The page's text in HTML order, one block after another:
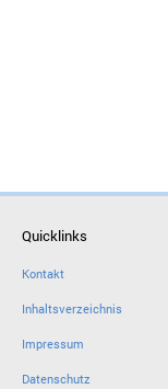
Quicklinks
Kontakt
Inhaltsverzeichnis
Impressum
Datenschutz